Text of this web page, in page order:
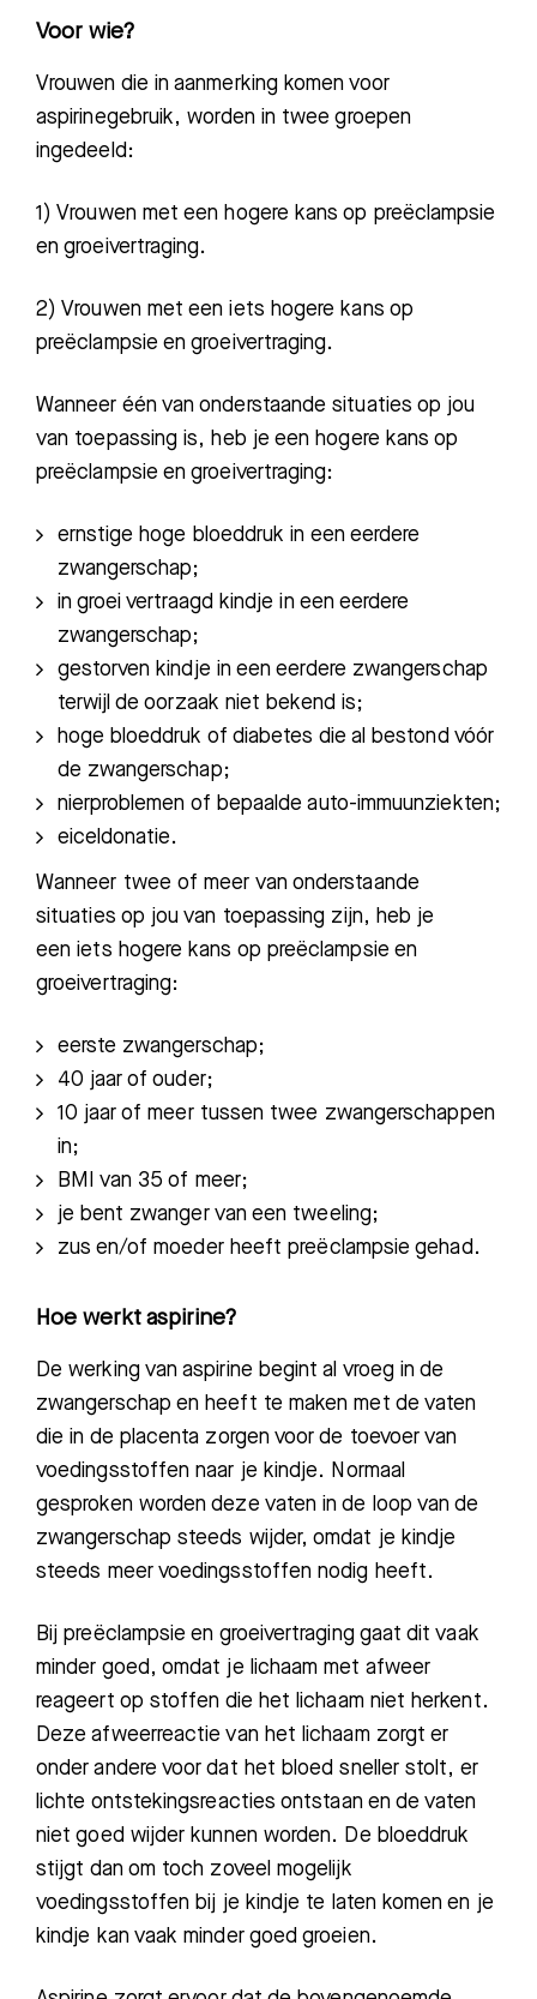
Voor wie?
Vrouwen die in aanmerking komen voor
aspirinegebruik, worden in twee groepen
ingedeeld:
1) Vrouwen met een hogere kans op preëclampsie
en groeivertraging.
2) Vrouwen met een iets hogere kans op
preëclampsie en groeivertraging.
Wanneer één van onderstaande situaties op jou
van toepassing is, heb je een hogere kans op
preëclampsie en groeivertraging:
ernstige hoge bloeddruk in een eerdere
zwangerschap;
in groei vertraagd kindje in een eerdere
zwangerschap;
gestorven kindje in een eerdere zwangerschap
terwijl de oorzaak niet bekend is;
hoge bloeddruk of diabetes die al bestond vóór
de zwangerschap;
nierproblemen of bepaalde auto-immuunziekten;
eiceldonatie.
Wanneer twee of meer van onderstaande
situaties op jou van toepassing zijn, heb je
eeniets hogere kans op preëclampsie en
groeivertraging:
eerste zwangerschap;
40 jaar of ouder;
10 jaar of meer tussen twee zwangerschappen
in;
BMI van 35 of meer;
je bent zwanger van een tweeling;
zus en/of moeder heeft preëclampsie gehad.
Hoe werkt aspirine?
De werking van aspirine begint al vroeg in de
zwangerschap en heeft te maken met de vaten
die in de placenta zorgen voor de toevoer van
voedingsstoffen naar je kindje. Normaal
gesproken worden deze vaten in de loop van de
zwangerschap steeds wijder, omdat je kindje
steeds meer voedingsstoffen nodig heeft.
Bij preëclampsie en groeivertraging gaat dit vaak
minder goed, omdat je lichaam met afweer
reageert op stoffen die het lichaam niet herkent.
Deze afweerreactie van het lichaam zorgt er
onder andere voor dat het bloed sneller stolt, er
lichte ontstekingsreacties ontstaan en de vaten
niet goed wijder kunnen worden. De bloeddruk
stijgt dan om toch zoveel mogelijk
voedingsstoffen bij je kindje te laten komen en je
kindje kan vaak minder goed groeien.